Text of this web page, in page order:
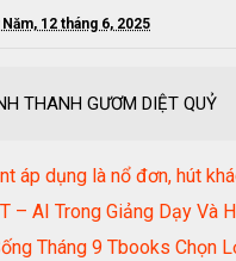
12 tháng 6, 2025
THANH GƯƠM DIỆT QUỶ
áp dụng là nổ đơn, hút
– AI Trong Giảng Dạy Và
Tháng 9 Tbooks Chọn